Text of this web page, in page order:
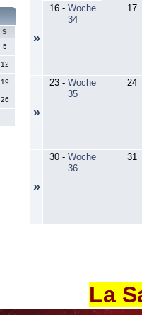
S
5
12
19
26
»
16- Woche
34
17
»
23- Woche
35
24
»
30- Woche
36
31
La